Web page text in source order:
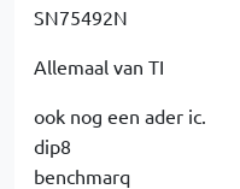
SN75492N
Allemaal van TI
ook nog een ader ic.
dip8
benchmarq